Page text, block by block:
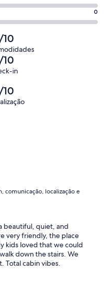
0
10
10
in
10
comunicação, localização e
beautiful, quiet, and
very friendly, the place
kids loved that we could
down the stairs. We
Total cabin vibes.